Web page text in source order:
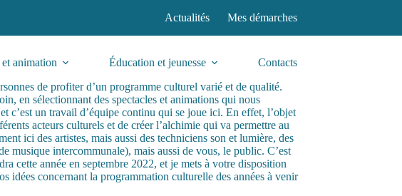
Actualités Mes démarches
animation Éducation et jeunesse Contacts
de profiter d’un programme culturel varié et de qualité.
en sélectionnant des spectacles et animations qui nous
c’est un travail d’équipe continu qui se joue ici. En effet, l’objet
acteurs culturels et de créer l’alchimie qui va permettre au
ici des artistes, mais aussi des techniciens son et lumière, des
musique intercommunale), mais aussi de vous, le public. C’est
cette année en septembre 2022, et je mets à votre disposition
idées concernant la programmation culturelle des années à venir